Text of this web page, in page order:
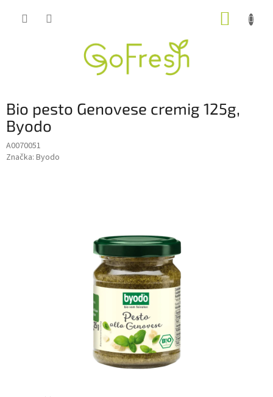
Bio pesto Genovese cremig 125g,
Byodo
A0070051
Značka: Byodo